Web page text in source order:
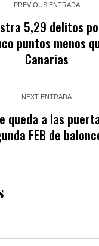
PREVIOUS ENTRADA
5,29 delitos
puntos menos
Canarias
NEXT ENTRADA
queda a las
FEB de